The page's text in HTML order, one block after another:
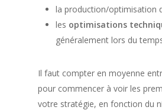
la production/optimisation
les optimisations
généralement lors du
Il faut compter en moyenne
pour commencer à voir les
votre stratégie, en fonction du